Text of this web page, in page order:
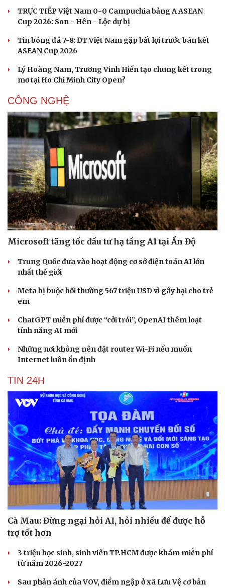
Du lịch
Tư vấn
Săn Tour
check-in
Podcast
Câu chuyện thời sự
Kể chuyện cho bé
TRỰC TIẾP Việt Nam 0-0 Campuchia bảng A ASEAN
Cup 2026: Son - Hên - Lộc dự bị
Tin bóng đá 7-8: ĐT Việt Nam gặp bất lợi trước bán kết
ASEAN Cup 2026
Lý Hoàng Nam, Trương Vinh Hiển tạo chung kết trong
mơ tại Ho Chi Minh City Open?
CÔNG NGHỆ
Microsoft tăng tốc đầu tư hạ tầng AI tại Ấn Độ
Trung Quốc đưa vào hoạt động cơ sở điện toán AI lớn
nhất thế giới
Meta bị buộc bồi thường 567 triệu USD vì gây hại cho trẻ
em
ChatGPT miễn phí được “cởi trói”, OpenAI thêm loạt
tính năng AI mới
Những nơi không nên đặt router Wi-Fi nếu muốn
Internet luôn ổn định
TIN 24H
Cà Mau: Đừng ngại hỏi AI, hỏi nhiều để được hỗ
trợ tốt hơn
3 triệu học sinh, sinh viên TP.HCM được khám miễn phí
từ năm 2026-2027
Sau phản ánh của VOV, điểm ngập ở xã Lưu Vệ cơ bản